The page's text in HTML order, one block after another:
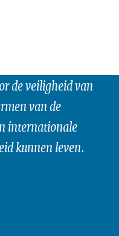
de veiligheid van
van de
internationale
kunnen leven.